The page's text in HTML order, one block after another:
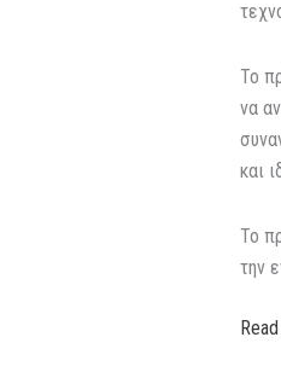
Το
να
και
Το
την